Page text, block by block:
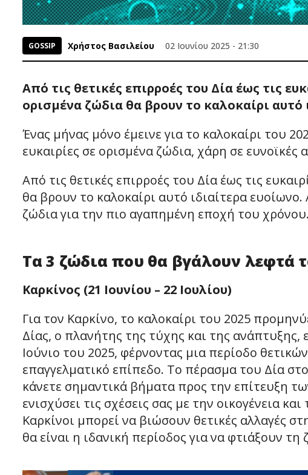
GOSSIP Χρήστος Βασιλείου 02 Ιουνίου 2025 - 21:30
Από τις θετικές επιρροές του Δία έως τις
ορισμένα ζώδια θα βρουν το καλοκαίρι αυτό
Ένας μήνας μόνο έμεινε για το καλοκαίρι του
ευκαιρίες σε ορισμένα ζώδια, χάρη σε ευνοϊκές
Από τις θετικές επιρροές του Δία έως τις
θα βρουν το καλοκαίρι αυτό ιδιαίτερα
ζώδια για την πιο αγαπημένη εποχή του χρόνου.
Τα 3 ζώδια που θα βγάλουν λεφτά
Καρκίνος (21 Ιουνίου – 22 Ιουλίου)
Για τον Καρκίνο, το καλοκαίρι του 2025
Δίας, ο πλανήτης της τύχης και της ανάπτυξης,
Ιούνιο του 2025, φέρνοντας μια περίοδο
επαγγελματικό επίπεδο. Το πέρασμα του Δία
κάνετε σημαντικά βήματα προς την επίτευξη
ενισχύσει τις σχέσεις σας με την οικογένεια
Καρκίνοι μπορεί να βιώσουν θετικές αλλαγές
θα είναι η ιδανική περίοδος για να φτιάξουν